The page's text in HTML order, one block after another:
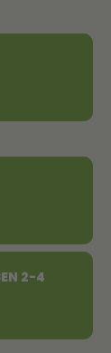
2-4